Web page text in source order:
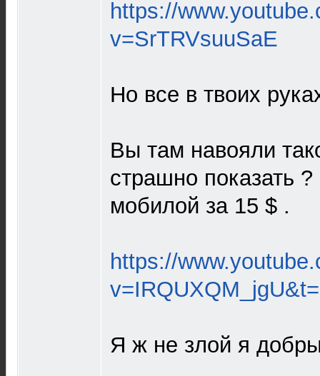
https://
v=SrTRVsuuSaE
Но все в твоих
Вы там навояли
страшно показать
мобилой за 15 $ .
https://
Я ж не злой я